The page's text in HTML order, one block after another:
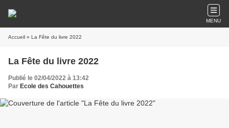
MENU
Accueil » La Fête du livre 2022
La Fête du livre 2022
Publié le 02/04/2022 à 13:42
Par Ecole des Cahouettes